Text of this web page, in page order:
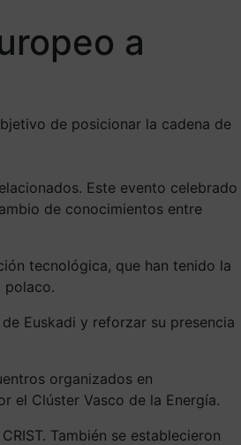
a
de posicionar la cadena de
Este evento celebrado
de conocimientos entre
tecnológica, que han tenido la
polaco.
Euskadi y reforzar su presencia
organizados en
el Clúster Vasco de la Energía.
También se establecieron